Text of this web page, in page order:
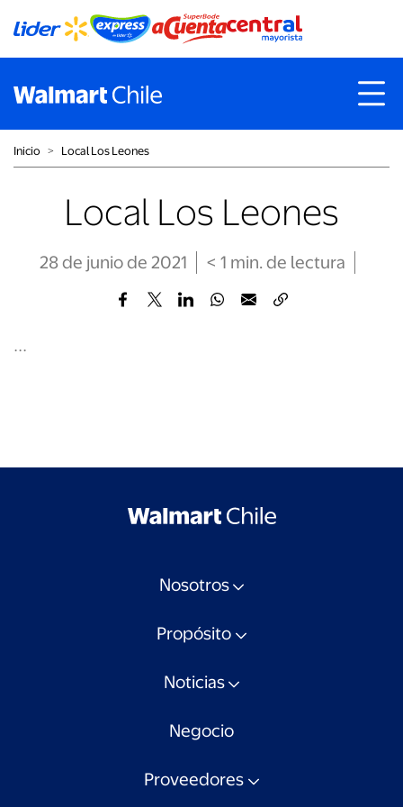
Inicio ˃ Local Los Leones
Local Los Leones
28 de junio de 2021 < 1 min. de lectura
...
Nosotros
Propósito
Noticias
Negocio
Proveedores